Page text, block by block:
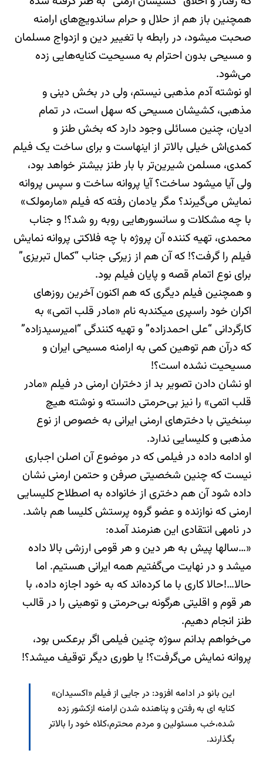
همچنین باز هم از حلال و حرام ساندویچ‌های ارامنه
صحبت میشود، در رابطه با تغییر دین و ازدواج مسلمان
و مسیحی بدون احترام‌ به مسیحیت کنایه‌هایی زده
می‌شود.
او نوشته آدم‌ مذهبی نیستم، ولی در بخش دینی و
مذهبی، کشیشان مسیحی که سهل است، در تمام
ادیان، چنین مسائلی وجود دارد که بخش طنز و
کمدی‌اش خیلی بالاتر از اینهاست و برای ساخت یک فیلم
کمدی، مسلمن شیرین‌تر با بار طنز بیشتر خواهد بود،
ولی آیا می‎شود ساخت؟ آیا پروانه ساخت و سپس پروانه
نمایش می‌گیرند؟ مگر یادمان رفته که فیلم «مارمولک»
با چه مشکلات و سانسورهایی روبه رو شد؟! و جناب
محمدی، تهیه کننده آن پروژه با چه فلاکتی پروانه نمایش
فیلم را گرفت؟! که آن هم از زیرکی جناب “کمال تبریزی”
برای نوع اتمام قصه و پایان فیلم بود.
و همچنین فیلم دیگری که هم اکنون آخرین روزهای
اکران‌ خود راسپری میکندبه نام «مادر قلب اتمی» به
کارگردانی “علی احمدزاده” و تهیه کنندگی “امیرسیدزاده”
که درآن هم توهین کمی به ارامنه مسیحی ایران و
مسیحیت نشده است؟!
او نشان دادن تصویر بد از دختران ارمنی در فیلم «مادر
قلب اتمی» را نیز بی‌حرمتی دانسته و نوشته هیچ
سِنخیتی با دخترهای ارمنی ایرانی به خصوص از نوع
مذهبی و کلیسایی ندارد.
او ادامه داده در فیلمی که در موضوع آن اصلن اجباری
نیست که چنین شخصیتی صرفن و حتمن ارمنی نشان
داده شود آن هم دختری از خانواده به اصطلاح کلیسایی
ارمنی که نوازنده و عضو گروه پرستش کلیسا هم باشد.
در نامه‎ی انتقادی این هنرمند آمده:
«…سالها پیش به هر دین و هر قومی ارزشی بالا داده
میشد و در نهایت می‌گفتیم همه ایرانی هستیم. اما
حالا…!حالا کاری با ما کرده‌اند که به خود اجازه داده، با
هر قوم و اقلیتی هرگونه بی‌حرمتی و توهینی را در قالب
طنز انجام دهیم.
می‌خواهم بدانم سوژه چنین فیلمی اگر برعکس بود،
پروانه نمایش می‌گرفت؟! یا طوری دیگر توقیف میشد؟!
این بانو در ادامه افزود: در جایی از فیلم «اکسیدان»
کنایه ای به رفتن و پناهنده شدن ارامنه ازکشور زده
شده،خب مسئولین و مردم محترم،کلاه خود را بالاتر
بگذارند.